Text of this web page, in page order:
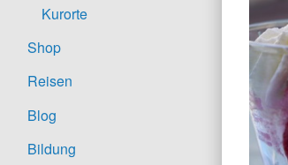
Kurorte
Shop
Reisen
Blog
Bildung